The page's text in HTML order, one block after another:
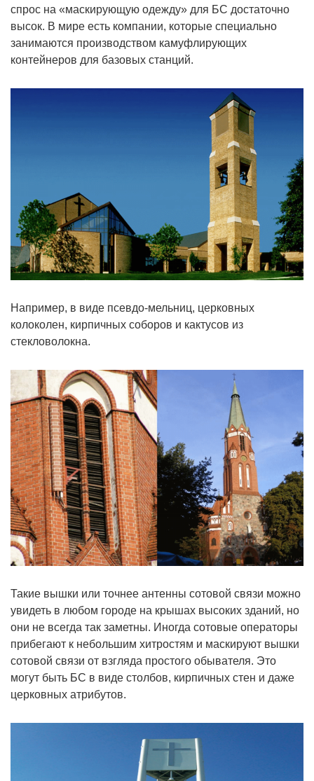
спрос на «маскирующую одежду» для БС достаточно
высок. В мире есть компании, которые специально
занимаются производством камуфлирующих
контейнеров для базовых станций.
Например, в виде псевдо-мельниц, церковных
колоколен, кирпичных соборов и кактусов из
стекловолокна.
Такие вышки или точнее антенны сотовой связи можно
увидеть в любом городе на крышах высоких зданий, но
они не всегда так заметны. Иногда сотовые операторы
прибегают к небольшим хитростям и маскируют вышки
сотовой связи от взгляда простого обывателя. Это
могут быть БС в виде столбов, кирпичных стен и даже
церковных атрибутов.